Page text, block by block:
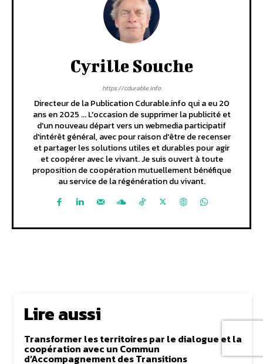
Cyrille Souche
https://cdurable.info
Directeur de la Publication Cdurable.info qui a eu 20
ans en 2025 ... L'occasion de supprimer la publicité et
d'un nouveau départ vers un webmedia participatif
d'intérêt général, avec pour raison d'être de recenser
et partager les solutions utiles et durables pour agir
et coopérer avec le vivant. Je suis ouvert à toute
proposition de coopération mutuellement bénéfique
au service de la régénération du vivant.
Lire aussi
Transformer les territoires par le dialogue et la
coopération avec un Commun
d’Accompagnement des Transitions